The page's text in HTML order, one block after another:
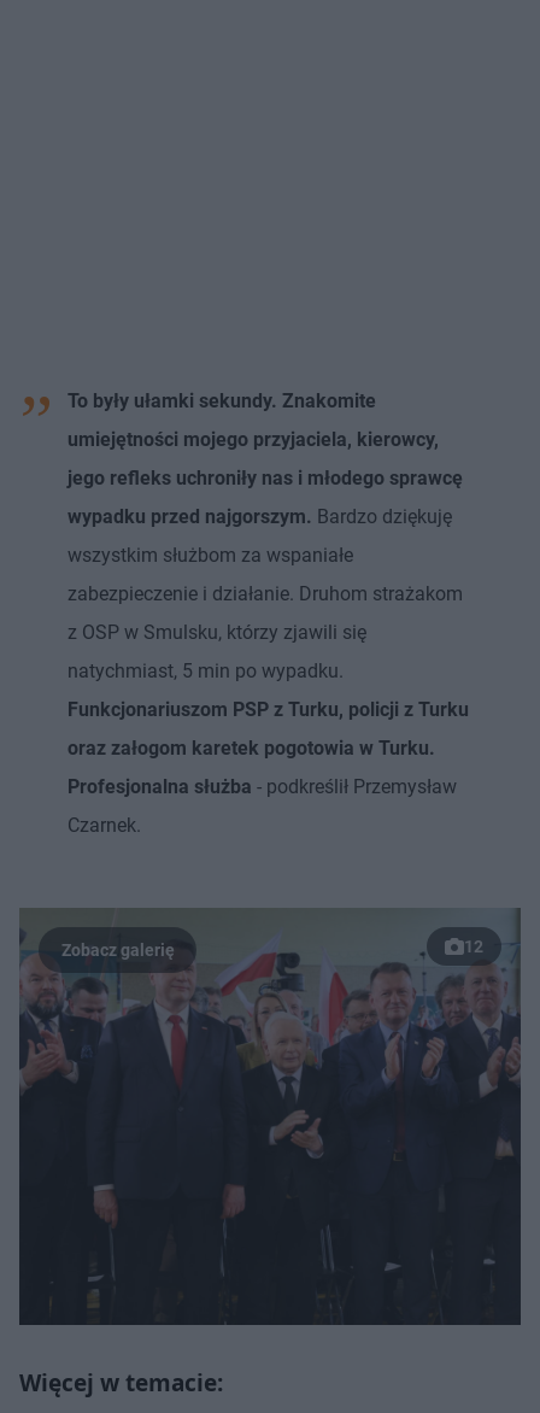
To były ułamki sekundy. Znakomite
umiejętności mojego przyjaciela, kierowcy,
jego refleks uchroniły nas i młodego sprawcę
wypadku przed najgorszym. Bardzo dziękuję
wszystkim służbom za wspaniałe
zabezpieczenie i działanie. Druhom strażakom
z OSP w Smulsku, którzy zjawili się
natychmiast, 5 min po wypadku.
Funkcjonariuszom PSP z Turku, policji z Turku
oraz załogom karetek pogotowia w Turku.
Profesjonalna służba - podkreślił Przemysław
Czarnek.
12